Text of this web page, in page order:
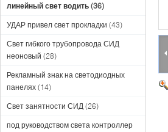
линейный свет водить (36)
УДАР привел свет прокладки (43)
Свет гибкого трубопровода СИД
неоновый (28)
Рекламный знак на светодиодных
панелях (14)
Свет занятности СИД (26)
под руководством света контроллер